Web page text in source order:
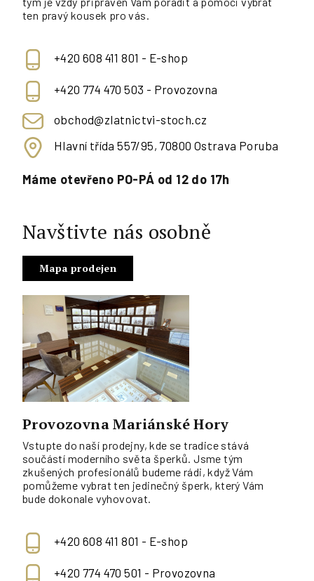
ten pravý kousek pro vás.
+420 608 411 801 - E-shop
+420 774 470 503 - Provozovna
obchod@zlatnictvi-stoch.cz
Hlavní třída 557/95, 70800 Ostrava Poruba
Máme otevřeno PO-PÁ od 12 do 17h
Navštivte nás osobně
Mapa prodejen
Provozovna Mariánské Hory
Vstupte do naší prodejny, kde se tradice stává
součástí moderního světa šperků. Jsme tým
zkušených profesionálů budeme rádi, když Vám
pomůžeme vybrat ten jedinečný šperk, který Vám
bude dokonale vyhovovat.
+420 608 411 801 - E-shop
+420 774 470 501 - Provozovna